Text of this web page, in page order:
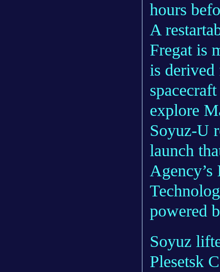
hours
A
Fregat is
is
explore
Soyuz-U
launch
powered
Soyuz
Plesetsk